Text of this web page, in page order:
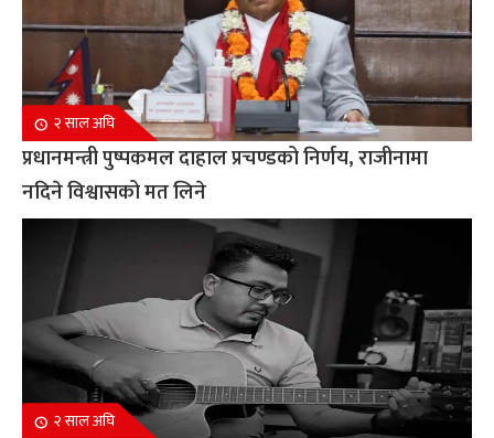
२ साल अघि
प्रधानमन्त्री पुष्पकमल दाहाल प्रचण्डको निर्णय, राजीनामा
नदिने विश्वासको मत लिने
२ साल अघि